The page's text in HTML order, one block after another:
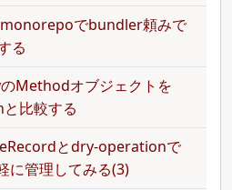
でbundler頼みで
る
Methodオブジェクトを
比較する
とdry-operationで
に管理してみる(3)